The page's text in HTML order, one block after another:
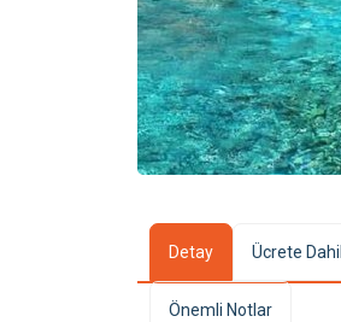
Detay Ücrete
Önemli Notlar